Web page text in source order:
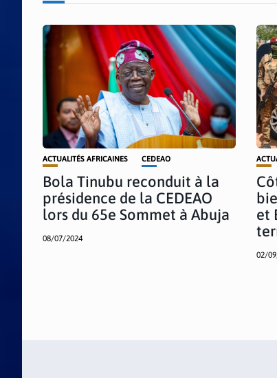
ACTUALITÉS AFRICAINES CEDEAO
Bola Tinubu reconduit à la
présidence de la CEDEAO
lors du 65e Sommet à Abuja
08/07/2024
et
02/